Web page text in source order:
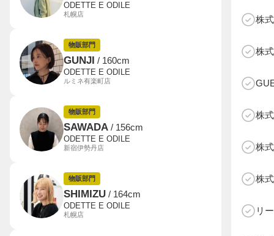
株
株
株
株
株
リ
ODETTE E ODILE
札幌店
物販部門
GUNJI / 160cm
ODETTE E ODILE
ルミネ有楽町店
物販部門
SAWADA / 156cm
ODETTE E ODILE
新宿伊勢丹店
物販部門
SHIMIZU / 164cm
ODETTE E ODILE
札幌店